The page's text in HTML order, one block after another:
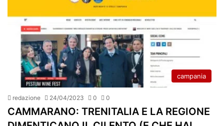
campania
redazione 24/04/2023 0 0
CAMMARANO: TRENITALIA E LA REGIONE